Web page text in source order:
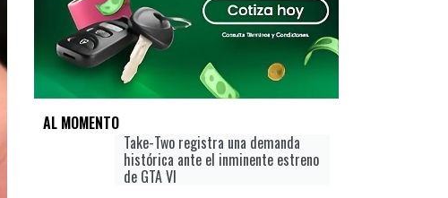
AL MOMENTO
Take-Two registra una demanda
histórica ante el inminente estreno
de GTA VI